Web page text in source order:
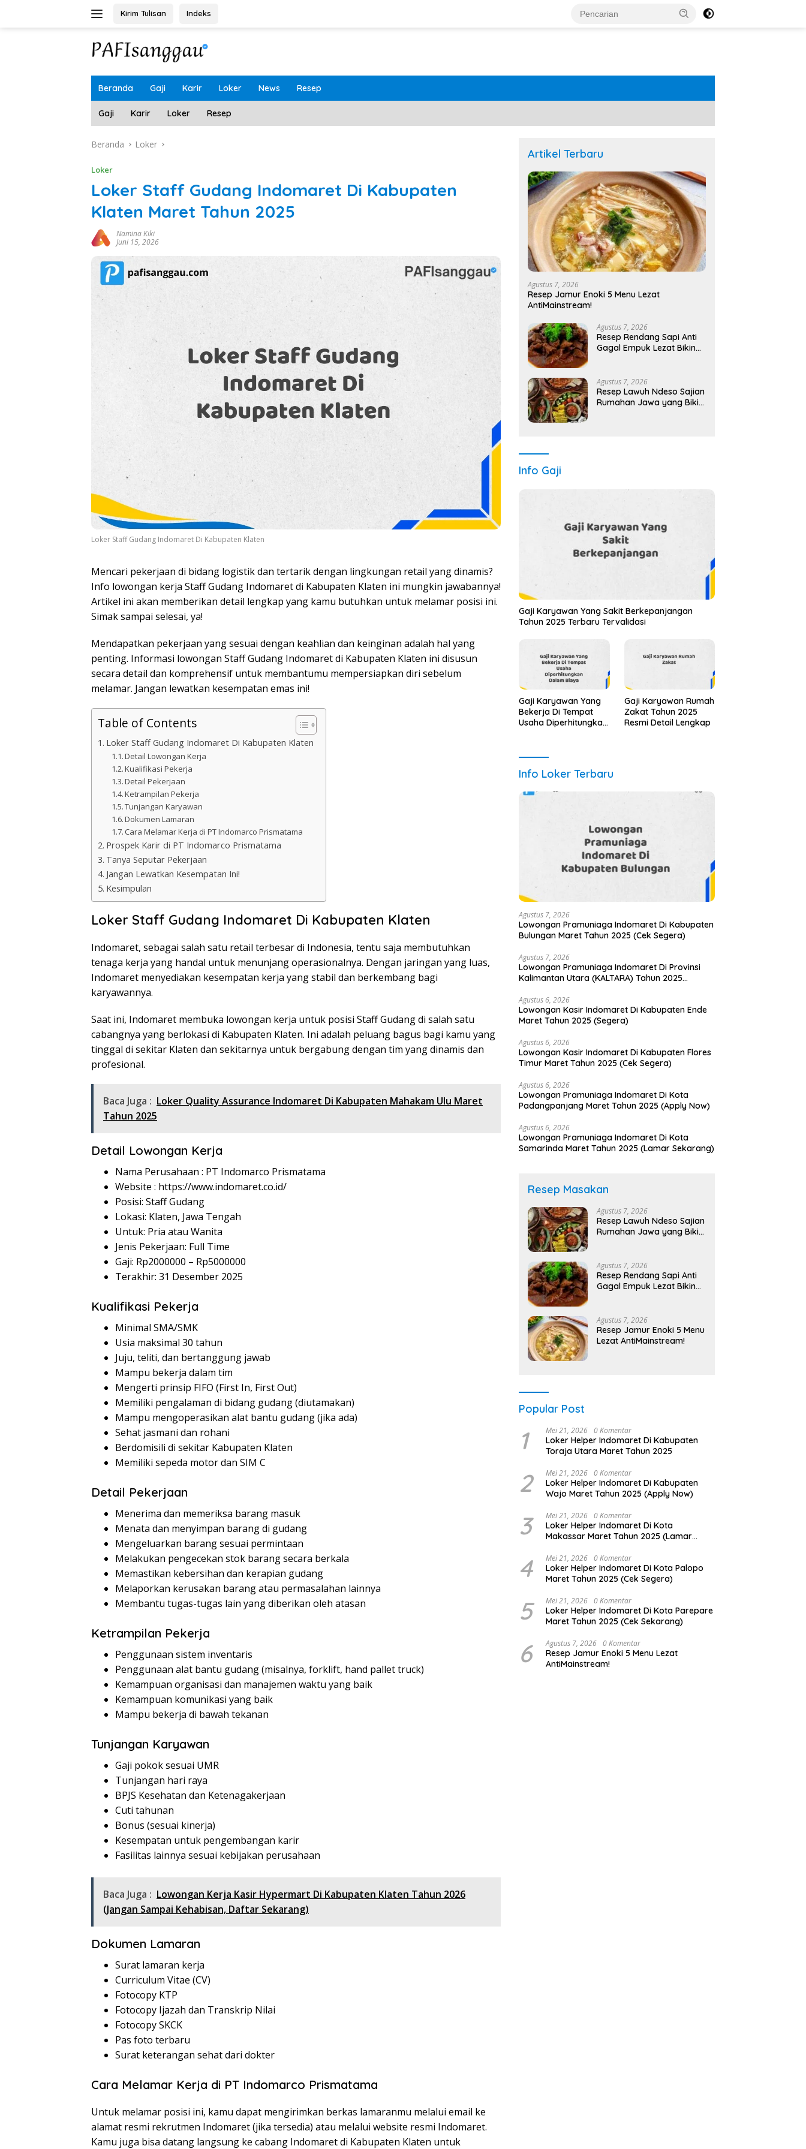
Kirim Tulisan Indeks
Beranda Gaji Karir Loker News Resep
Gaji Karir Loker Resep
Beranda Loker
Loker
Loker Staff Gudang Indomaret Di Kabupaten
Klaten Maret Tahun 2025
Namina Kiki
Juni 15, 2026
Loker Staff Gudang Indomaret Di Kabupaten Klaten
Mencari pekerjaan di bidang logistik dan tertarik dengan lingkungan retail yang dinamis?
Info lowongan kerja Staff Gudang Indomaret di Kabupaten Klaten ini mungkin jawabannya!
Artikel ini akan memberikan detail lengkap yang kamu butuhkan untuk melamar posisi ini.
Simak sampai selesai, ya!
Mendapatkan pekerjaan yang sesuai dengan keahlian dan keinginan adalah hal yang
penting. Informasi lowongan Staff Gudang Indomaret di Kabupaten Klaten ini disusun
secara detail dan komprehensif untuk membantumu mempersiapkan diri sebelum
melamar. Jangan lewatkan kesempatan emas ini!
Table of Contents
Loker Staff Gudang Indomaret Di Kabupaten Klaten
Detail Lowongan Kerja
Kualifikasi Pekerja
Detail Pekerjaan
Ketrampilan Pekerja
Tunjangan Karyawan
Dokumen Lamaran
Cara Melamar Kerja di PT Indomarco Prismatama
Prospek Karir di PT Indomarco Prismatama
Tanya Seputar Pekerjaan
Jangan Lewatkan Kesempatan Ini!
Kesimpulan
Loker Staff Gudang Indomaret Di Kabupaten Klaten
Indomaret, sebagai salah satu retail terbesar di Indonesia, tentu saja membutuhkan
tenaga kerja yang handal untuk menunjang operasionalnya. Dengan jaringan yang luas,
Indomaret menyediakan kesempatan kerja yang stabil dan berkembang bagi
karyawannya.
Saat ini, Indomaret membuka lowongan kerja untuk posisi Staff Gudang di salah satu
cabangnya yang berlokasi di Kabupaten Klaten. Ini adalah peluang bagus bagi kamu yang
tinggal di sekitar Klaten dan sekitarnya untuk bergabung dengan tim yang dinamis dan
profesional.
Baca Juga : Loker Quality Assurance Indomaret Di Kabupaten Mahakam Ulu Maret
Tahun 2025
Detail Lowongan Kerja
Nama Perusahaan : PT Indomarco Prismatama
Website : https://www.indomaret.co.id/
Posisi: Staff Gudang
Lokasi: Klaten, Jawa Tengah
Untuk: Pria atau Wanita
Jenis Pekerjaan: Full Time
Gaji: Rp2000000 – Rp5000000
Terakhir: 31 Desember 2025
Kualifikasi Pekerja
Minimal SMA/SMK
Usia maksimal 30 tahun
Juju, teliti, dan bertanggung jawab
Mampu bekerja dalam tim
Mengerti prinsip FIFO (First In, First Out)
Memiliki pengalaman di bidang gudang (diutamakan)
Mampu mengoperasikan alat bantu gudang (jika ada)
Sehat jasmani dan rohani
Berdomisili di sekitar Kabupaten Klaten
Memiliki sepeda motor dan SIM C
Detail Pekerjaan
Menerima dan memeriksa barang masuk
Menata dan menyimpan barang di gudang
Mengeluarkan barang sesuai permintaan
Melakukan pengecekan stok barang secara berkala
Memastikan kebersihan dan kerapian gudang
Melaporkan kerusakan barang atau permasalahan lainnya
Membantu tugas-tugas lain yang diberikan oleh atasan
Ketrampilan Pekerja
Penggunaan sistem inventaris
Penggunaan alat bantu gudang (misalnya, forklift, hand pallet truck)
Kemampuan organisasi dan manajemen waktu yang baik
Kemampuan komunikasi yang baik
Mampu bekerja di bawah tekanan
Tunjangan Karyawan
Gaji pokok sesuai UMR
Tunjangan hari raya
BPJS Kesehatan dan Ketenagakerjaan
Cuti tahunan
Bonus (sesuai kinerja)
Kesempatan untuk pengembangan karir
Fasilitas lainnya sesuai kebijakan perusahaan
Baca Juga : Lowongan Kerja Kasir Hypermart Di Kabupaten Klaten Tahun 2026
(Jangan Sampai Kehabisan, Daftar Sekarang)
Dokumen Lamaran
Surat lamaran kerja
Curriculum Vitae (CV)
Fotocopy KTP
Fotocopy Ijazah dan Transkrip Nilai
Fotocopy SKCK
Pas foto terbaru
Surat keterangan sehat dari dokter
Cara Melamar Kerja di PT Indomarco Prismatama
Untuk melamar posisi ini, kamu dapat mengirimkan berkas lamaranmu melalui email ke
alamat resmi rekrutmen Indomaret (jika tersedia) atau melalui website resmi Indomaret.
Kamu juga bisa datang langsung ke cabang Indomaret di Kabupaten Klaten untuk
Artikel Terbaru
Agustus 7, 2026
Resep Jamur Enoki 5 Menu Lezat
AntiMainstream!
Agustus 7, 2026
Resep Rendang Sapi Anti
Gagal Empuk Lezat Bikin
Agustus 7, 2026
Resep Lawuh Ndeso Sajian
Rumahan Jawa yang Bikin
Info Gaji
Gaji Karyawan Yang Sakit Berkepanjangan
Tahun 2025 Terbaru Tervalidasi
Gaji Karyawan Yang
Bekerja Di Tempat
Usaha Diperhitungkan
Detail Lengkap
Gaji Karyawan Rumah
Zakat Tahun 2025
Resmi Detail Lengkap
Info Loker Terbaru
Agustus 7, 2026
Lowongan Pramuniaga Indomaret Di Kabupaten
Bulungan Maret Tahun 2025 (Cek Segera)
Agustus 7, 2026
Lowongan Pramuniaga Indomaret Di Provinsi
Kalimantan Utara (KALTARA) Tahun 2025
Agustus 6, 2026
Lowongan Kasir Indomaret Di Kabupaten Ende
Maret Tahun 2025 (Segera)
Agustus 6, 2026
Lowongan Kasir Indomaret Di Kabupaten Flores
Timur Maret Tahun 2025 (Cek Segera)
Agustus 6, 2026
Lowongan Pramuniaga Indomaret Di Kota
Padangpanjang Maret Tahun 2025 (Apply Now)
Agustus 6, 2026
Lowongan Pramuniaga Indomaret Di Kota
Samarinda Maret Tahun 2025 (Lamar Sekarang)
Resep Masakan
Agustus 7, 2026
Resep Lawuh Ndeso Sajian
Rumahan Jawa yang Bikin
Agustus 7, 2026
Resep Rendang Sapi Anti
Gagal Empuk Lezat Bikin
Agustus 7, 2026
Resep Jamur Enoki 5 Menu
Lezat AntiMainstream!
Popular Post
1 Mei 21, 2026 0 Komentar
Loker Helper Indomaret Di Kabupaten
Toraja Utara Maret Tahun 2025
2 Mei 21, 2026 0 Komentar
Loker Helper Indomaret Di Kabupaten
Wajo Maret Tahun 2025 (Apply Now)
3 Mei 21, 2026 0 Komentar
Loker Helper Indomaret Di Kota
Makassar Maret Tahun 2025 (Lamar
4 Mei 21, 2026 0 Komentar
Loker Helper Indomaret Di Kota Palopo
Maret Tahun 2025 (Cek Segera)
5 Mei 21, 2026 0 Komentar
Loker Helper Indomaret Di Kota Parepare
Maret Tahun 2025 (Cek Sekarang)
6 Agustus 7, 2026 0 Komentar
Resep Jamur Enoki 5 Menu Lezat
AntiMainstream!